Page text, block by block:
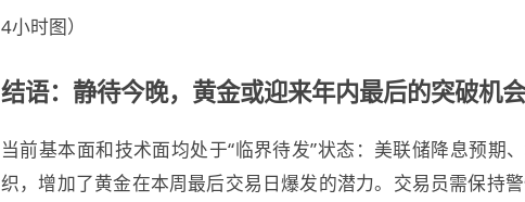
4小时图）
结语：静待今晚，黄金或迎来年内最后的突破机会
当前基本面和技术面均处于“临界待发”状态：美联储降息预期
织，增加了黄金在本周最后交易日爆发的潜力。交易员需保持